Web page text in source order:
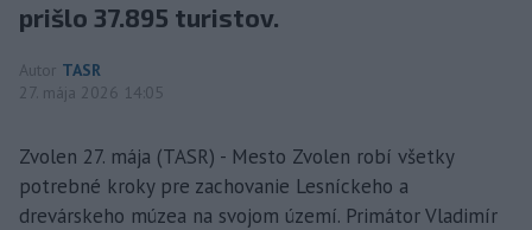
prišlo 37.895 turistov.
Autor TASR
27. mája 2026 14:05
Zvolen 27. mája (TASR) - Mesto Zvolen robí všetky
potrebné kroky pre zachovanie Lesníckeho a
drevárskeho múzea na svojom území. Primátor Vladimír